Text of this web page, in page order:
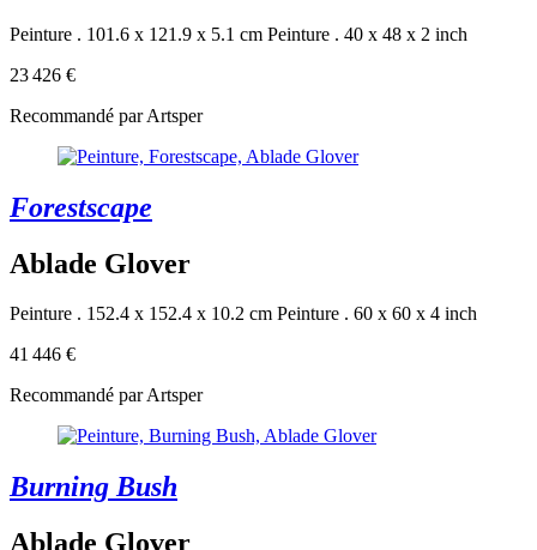
Peinture . 101.6 x 121.9 x 5.1 cm Peinture . 40 x 48 x 2 inch
23 426 €
Recommandé par Artsper
Forestscape
Ablade Glover
Peinture . 152.4 x 152.4 x 10.2 cm Peinture . 60 x 60 x 4 inch
41 446 €
Recommandé par Artsper
Burning Bush
Ablade Glover